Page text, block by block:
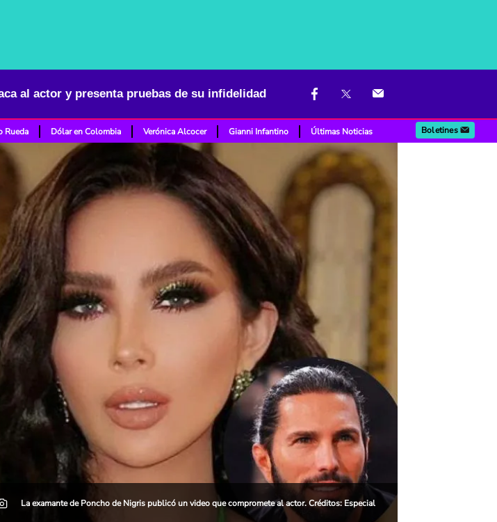
al actor y presenta pruebas de su infidelidad
Rueda Dólar en Colombia Verónica Alcocer Gianni Infantino Últimas Noticias Boletines
La examante de Poncho de Nigris publicó un video que compromete al actor. Créditos: Especial